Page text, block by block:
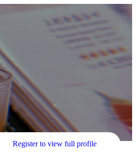
Register to view full profile